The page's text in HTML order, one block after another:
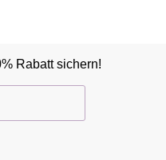
Rabatt sichern!